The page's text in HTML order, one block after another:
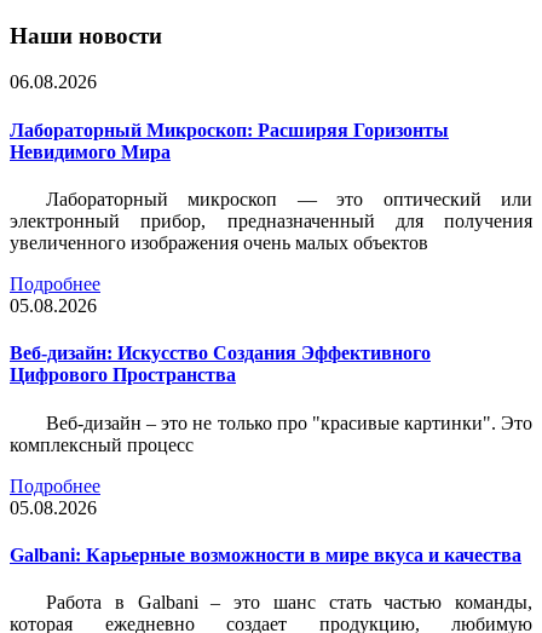
Наши новости
06.08.2026
Лабораторный Микроскоп: Расширяя Горизонты
Невидимого Мира
Лабораторный микроскоп — это оптический или
электронный прибор, предназначенный для получения
увеличенного изображения очень малых объектов
Подробнее
05.08.2026
Веб-дизайн: Искусство Создания Эффективного
Цифрового Пространства
Веб-дизайн – это не только про "красивые картинки". Это
комплексный процесс
Подробнее
05.08.2026
Galbani: Карьерные возможности в мире вкуса и качества
Работа в Galbani – это шанс стать частью команды,
которая ежедневно создает продукцию, любимую